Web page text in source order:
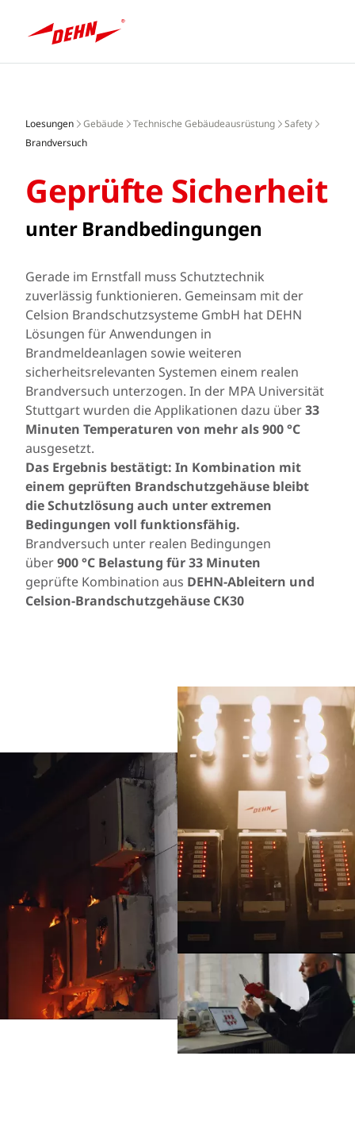
content
EINLOGGEN / REGISTRIEREN
Loesungen Gebäude Technische Gebäudeausrüstung
Safety
Brandversuch
Geprüfte Sicherheit
unter Brandbedingungen
Gerade im Ernstfall muss Schutztechnik
zuverlässig funktionieren. Gemeinsam mit der
Celsion Brandschutzsysteme GmbH hat DEHN
Lösungen für Anwendungen in
Brandmeldeanlagen sowie weiteren
sicherheitsrelevanten Systemen einem realen
Brandversuch unterzogen. In der MPA Universität
Stuttgart wurden die Applikationen dazu über33
Minuten Temperaturen von mehr als 900 °C
ausgesetzt.
Das Ergebnis bestätigt: In Kombination mit
einem geprüften Brandschutzgehäuse bleibt
die Schutzlösung auch unter extremen
Bedingungen voll funktionsfähig.
Brandversuch unter realen Bedingungen
über900 °C Belastung für 33 Minuten
geprüfte Kombination aus DEHN-Ableitern und
Celsion-Brandschutzgehäuse CK30